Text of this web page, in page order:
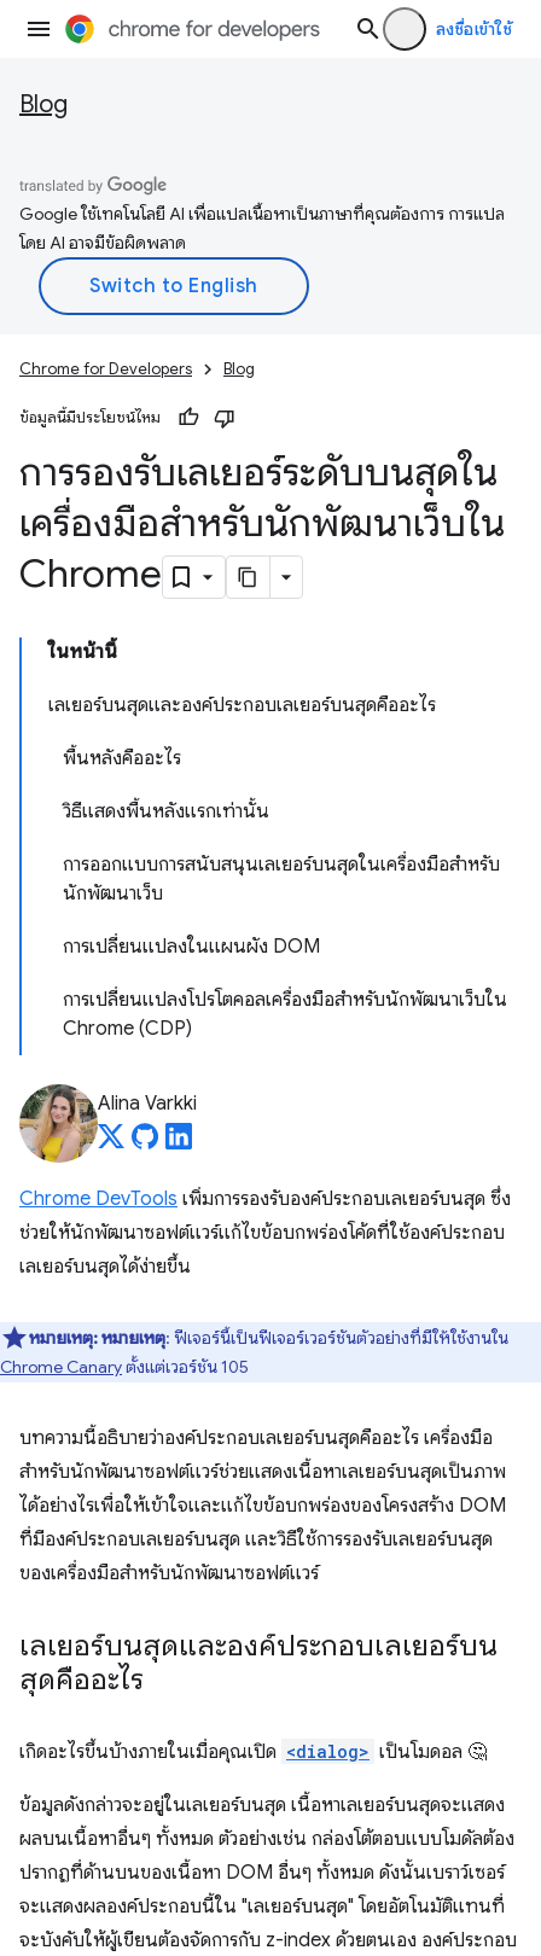
ลงชื่อเข้าใช้
Blog
Google ใช้เทคโนโลยี AI เพื่อแปลเนื้อหาเป็นภาษาที่คุณต้องการ การแปล
โดย AI อาจมีข้อผิดพลาด
Chrome for Developers Blog
ข้อมูลนี้มีประโยชน์ไหม
การรองรับเลเยอร์ระดับบนสุดใน
เครื่องมือสำหรับนักพัฒนาเว็บใน
Chrome
ในหน้านี้
เลเยอร์บนสุดและองค์ประกอบเลเยอร์บนสุดคืออะไร
พื้นหลังคืออะไร
วิธีแสดงพื้นหลังแรกเท่านั้น
การออกแบบการสนับสนุนเลเยอร์บนสุดในเครื่องมือสำหรับ
นักพัฒนาเว็บ
การเปลี่ยนแปลงในแผนผัง DOM
การเปลี่ยนแปลงโปรโตคอลเครื่องมือสำหรับนักพัฒนาเว็บใน
Chrome (CDP)
Alina Varkki
Chrome DevTools เพิ่มการรองรับองค์ประกอบเลเยอร์บนสุด ซึ่ง
ช่วยให้นักพัฒนาซอฟต์แวร์แก้ไขข้อบกพร่องโค้ดที่ใช้องค์ประกอบ
เลเยอร์บนสุดได้ง่ายขึ้น
หมายเหตุ:หมายเหตุ: ฟีเจอร์นี้เป็นฟีเจอร์เวอร์ชันตัวอย่างที่มีให้ใช้งานใน
Chrome Canaryตั้งแต่เวอร์ชัน 105
บทความนี้อธิบายว่าองค์ประกอบเลเยอร์บนสุดคืออะไร เครื่องมือ
สำหรับนักพัฒนาซอฟต์แวร์ช่วยแสดงเนื้อหาเลเยอร์บนสุดเป็นภาพ
ได้อย่างไรเพื่อให้เข้าใจและแก้ไขข้อบกพร่องของโครงสร้าง DOM
ที่มีองค์ประกอบเลเยอร์บนสุด และวิธีใช้การรองรับเลเยอร์บนสุด
ของเครื่องมือสำหรับนักพัฒนาซอฟต์แวร์
เลเยอร์บนสุดและองค์ประกอบเลเยอร์บน
สุดคืออะไร
เกิดอะไรขึ้นบ้างภายในเมื่อคุณเปิด <dialog> เป็นโมดอล 🤔
ข้อมูลดังกล่าวจะอยู่ในเลเยอร์บนสุด เนื้อหาเลเยอร์บนสุดจะแสดง
ผลบนเนื้อหาอื่นๆ ทั้งหมด ตัวอย่างเช่น กล่องโต้ตอบแบบโมดัลต้อง
ปรากฏที่ด้านบนของเนื้อหา DOM อื่นๆ ทั้งหมด ดังนั้นเบราว์เซอร์
จะแสดงผลองค์ประกอบนี้ใน "เลเยอร์บนสุด" โดยอัตโนมัติแทนที่
จะบังคับให้ผู้เขียนต้องจัดการกับ z-index ด้วยตนเอง องค์ประกอบ